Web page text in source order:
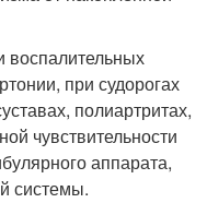
воспалительных
при судорогах
полиартритах,
чувствительности
аппарата,
системы.